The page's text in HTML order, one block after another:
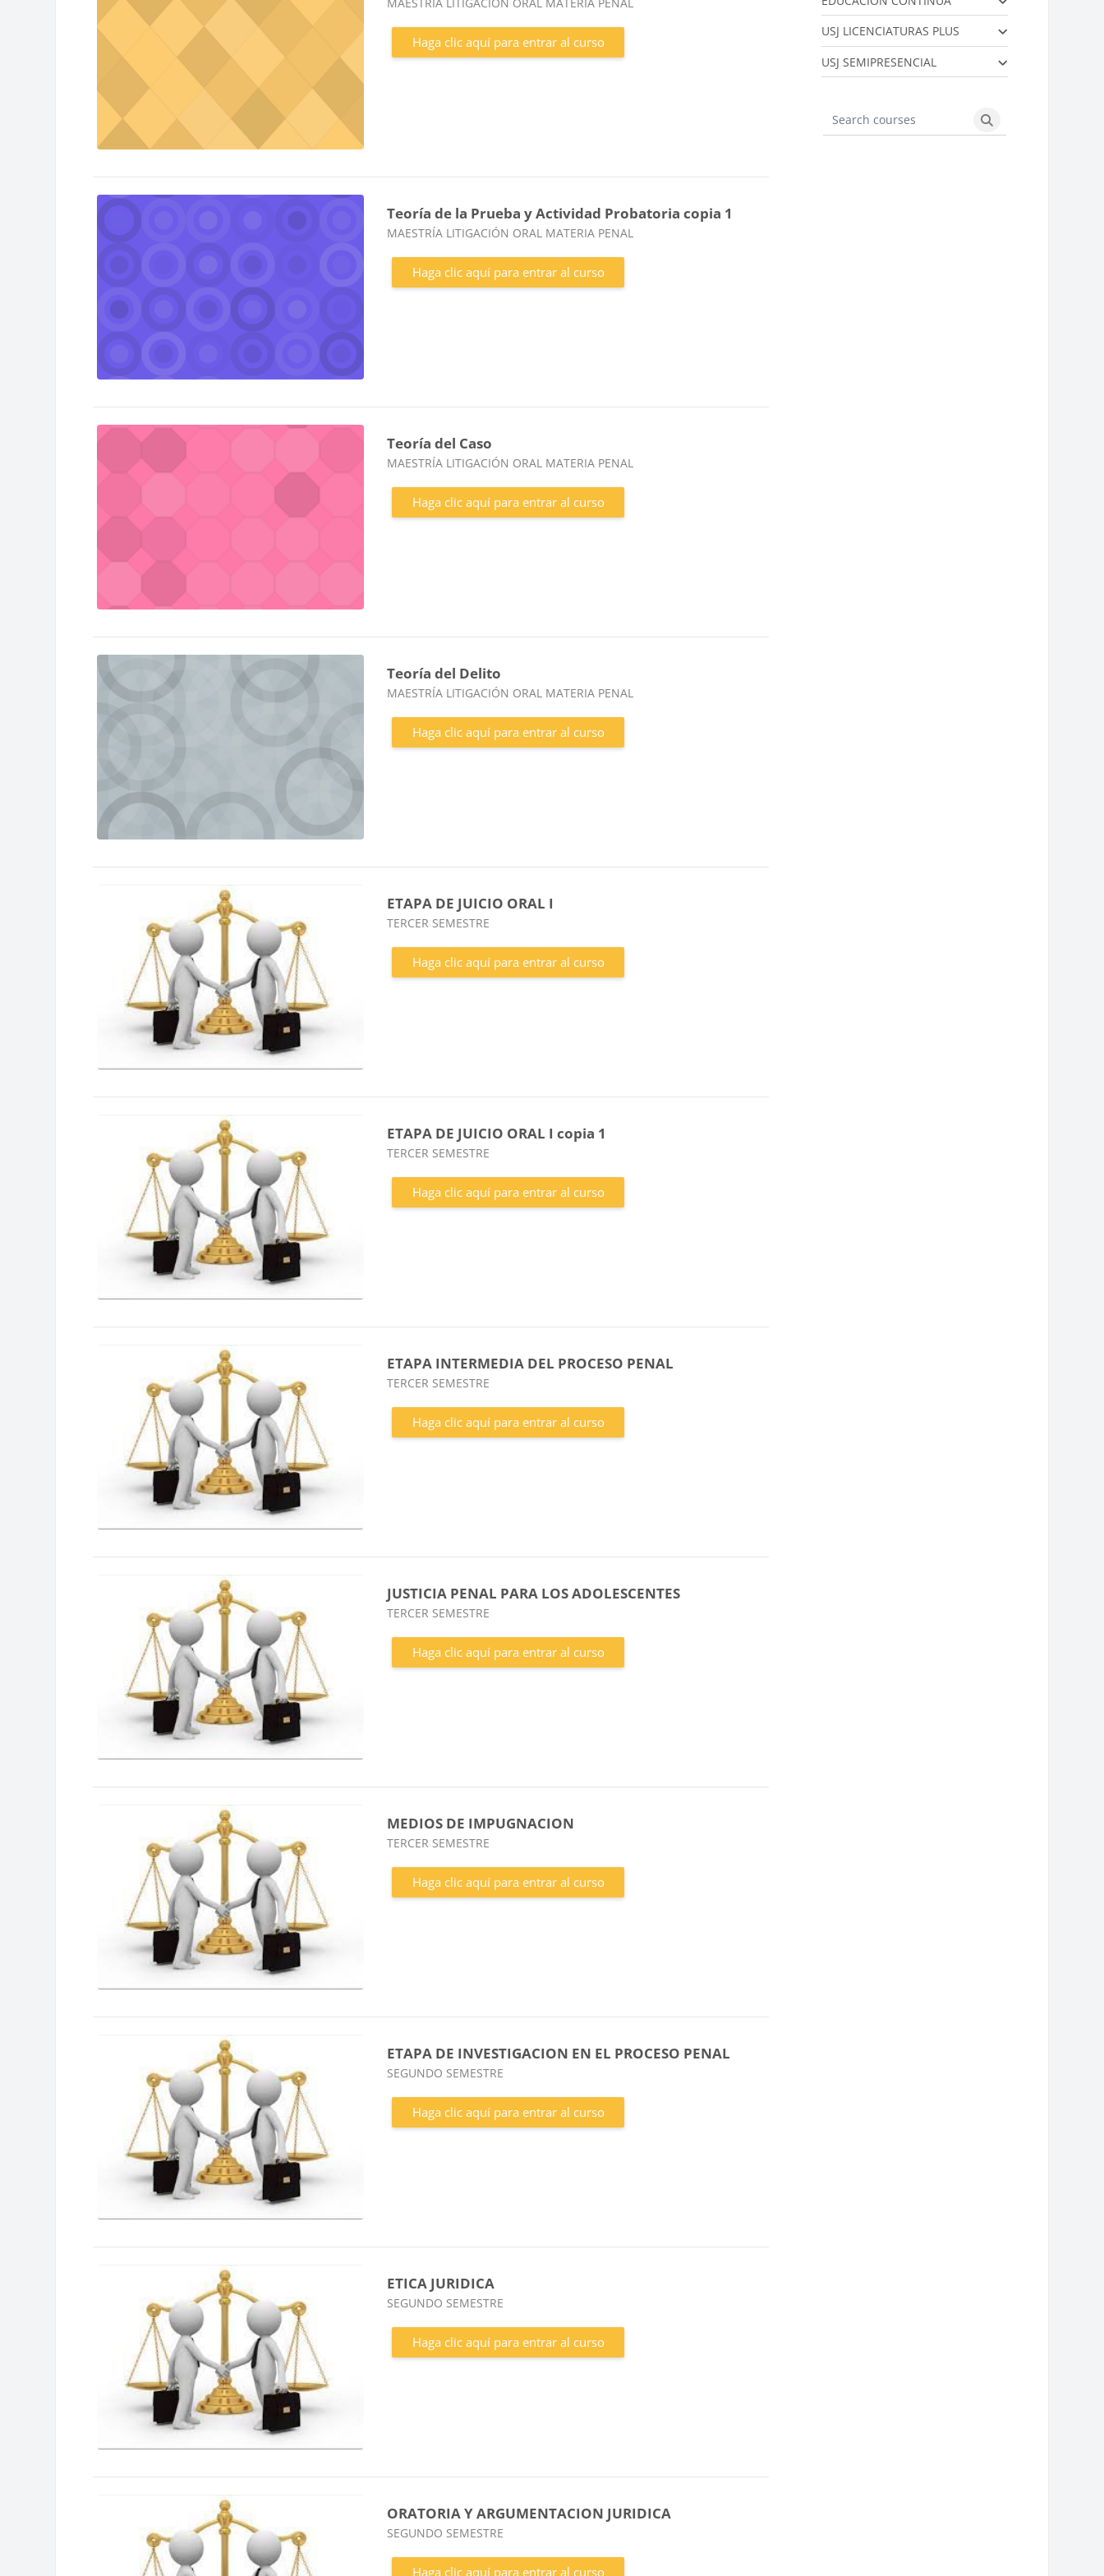
Haga clic aquí para entrar al curso
Teoría de la Prueba y Actividad Probatoria copia 1
Categoría de cursos
MAESTRÍA LITIGACIÓN ORAL MATERIA PENAL
Haga clic aquí para entrar al curso
Teoría del Caso
Categoría de cursos
MAESTRÍA LITIGACIÓN ORAL MATERIA PENAL
Haga clic aquí para entrar al curso
Teoría del Delito
Categoría de cursos
MAESTRÍA LITIGACIÓN ORAL MATERIA PENAL
Haga clic aquí para entrar al curso
ETAPA DE JUICIO ORAL I
Categoría de cursos
TERCER SEMESTRE
Haga clic aquí para entrar al curso
ETAPA DE JUICIO ORAL I copia 1
Categoría de cursos
TERCER SEMESTRE
Haga clic aquí para entrar al curso
ETAPA INTERMEDIA DEL PROCESO PENAL
Categoría de cursos
TERCER SEMESTRE
Haga clic aquí para entrar al curso
JUSTICIA PENAL PARA LOS ADOLESCENTES
Categoría de cursos
TERCER SEMESTRE
Haga clic aquí para entrar al curso
MEDIOS DE IMPUGNACION
Categoría de cursos
TERCER SEMESTRE
Haga clic aquí para entrar al curso
ETAPA DE INVESTIGACION EN EL PROCESO PENAL
Categoría de cursos
SEGUNDO SEMESTRE
Haga clic aquí para entrar al curso
ETICA JURIDICA
Categoría de cursos
SEGUNDO SEMESTRE
Haga clic aquí para entrar al curso
ORATORIA Y ARGUMENTACION JURIDICA
Categoría de cursos
SEGUNDO SEMESTRE
Haga clic aquí para entrar al curso
USJ LICENCIATURAS PLUS
USJ SEMIPRESENCIAL
Search courses
Search courses